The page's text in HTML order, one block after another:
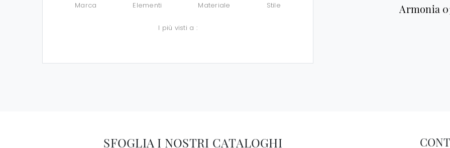
Marca Elementi Materiale Stile
I più visti a :
Armonia
SFOGLIA I NOSTRI CATALOGHI